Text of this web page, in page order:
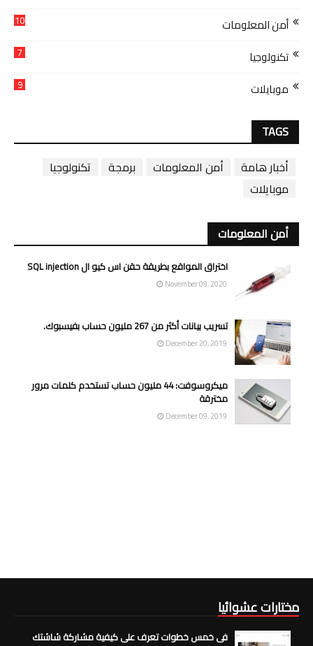
أمن المعلومات 10
تكنولوجيا 7
موبايلات 9
TAGS
أخبار هامة
أمن المعلومات برمجة
تكنولوجيا
موبايلات
أمن المعلومات
اختراق المواقع بطريقة حقن اس كيو ال SQL injection
November 09, 2020
تسريب بيانات أكثر من 267 مليون حساب بفيسبوك.
December 20, 2019
ميكروسوفت: 44 مليون حساب تستخدم كلمات مرور
مخترقة
December 09, 2019
مختارات عشوائيا
فى خمس خطوات تعرف على كيفية مشاركة شاشتك